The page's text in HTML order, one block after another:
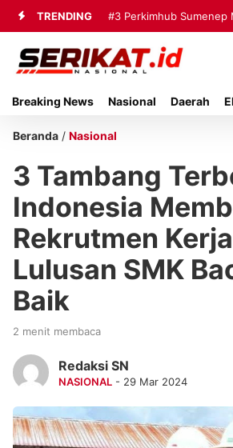
TRENDING #3 Perkimhub Sumenep
Pelaksanaan RTLH 2026,
Breaking News Nasional Daerah
Beranda / Nasional
3 Tambang
Indonesia
Rekrutmen
Lulusan SMK
Baik
2 menit membaca
Redaksi SN
NASIONAL - 29 Mar 2024